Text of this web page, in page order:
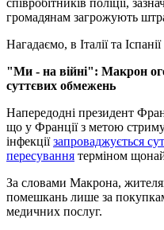
громадянам загрожують
Нагадаємо, в Італії та
"Ми - на війні": Макрон
суттєвих обмежень
Напередодні президент
що у Франції з метою
інфекціїзапроваджується
пересування терміном
За словами Макрона,
помешкань лише за
медичних послуг.